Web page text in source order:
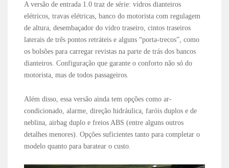
A versão de entrada 1.0 traz de série: vidros dianteiros
elétricos, travas elétricas, banco do motorista com regulagem
de altura, desembaçador do vidro traseiro, cintos traseiros
laterais de três pontos retráteis e alguns “porta-trecos”, como
os bolsões para carregar revistas na parte de trás dos bancos
dianteiros. Configuração que garante o conforto não só do
motorista, mas de todos passageiros.
Além disso, essa versão ainda tem opções como ar-
condicionado, alarme, direção hidráulica, faróis duplos e de
neblina, airbag duplo e freios ABS (entre alguns outros
detalhes menores). Opções suficientes tanto para completar o
modelo quanto para baratear o custo.